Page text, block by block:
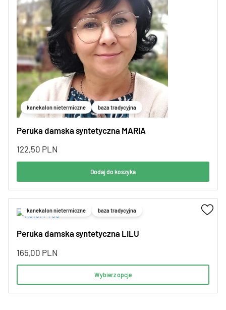
kanekalon nietermiczne baza tradycyjna
Peruka damska syntetyczna MARIA
122,50 PLN
Dodaj do koszyka
kanekalon nietermiczne baza tradycyjna
Peruka damska syntetyczna LILU
165,00 PLN
Wybierz opcje